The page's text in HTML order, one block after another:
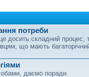
потреби
досить складний процес,
що мають
даємо поради.